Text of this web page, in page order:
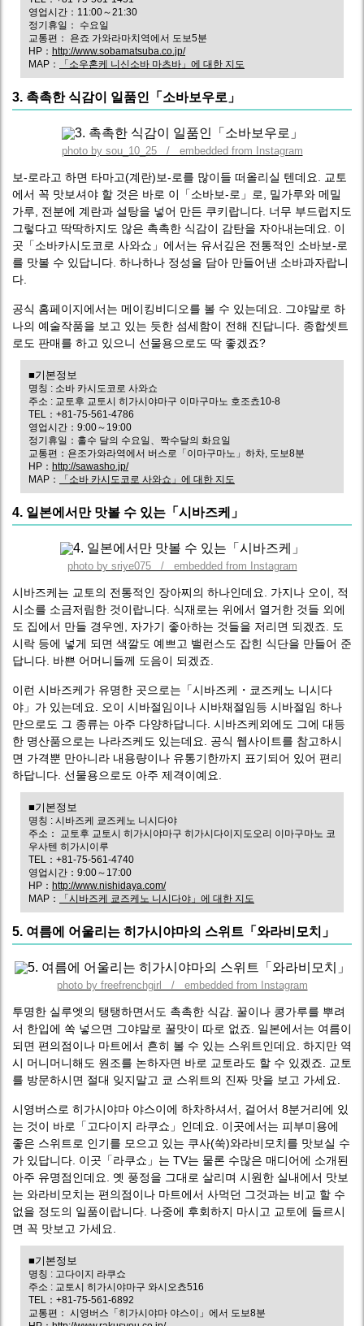
영업시간：11:00～21:30
정기휴일： 수요일
교통편： 욘죠 가와라마치역에서 도보5분
HP： http://www.sobamatsuba.co.jp/
MAP：
「소우혼케 니신소바 마츠바」에 대한 지도
3. 촉촉한 식감이 일품인「소바보우로」
photo by sou_10_25 / embedded from Instagram
보-로라고 하면 타마고(계란)보-로를 많이들 떠올리실 텐데요. 교토
에서 꼭 맛보셔야 할 것은 바로 이「소바보-로」로, 밀가루와 메밀
가루, 전분에 계란과 설탕을 넣어 만든 쿠키랍니다. 너무 부드럽지도
그렇다고 딱딱하지도 않은 촉촉한 식감이 감탄을 자아내는데요. 이
곳「소바카시도코로 사와쇼」에서는 유서깊은 전통적인 소바보-로
를 맛볼 수 있답니다. 하나하나 정성을 담아 만들어낸 소바과자랍니
다.
공식 홈페이지에서는 메이킹비디오를 볼 수 있는데요. 그야말로 하
나의 예술작품을 보고 있는 듯한 섬세함이 전해 진답니다. 종합셋트
로도 판매를 하고 있으니 선물용으로도 딱 좋겠죠?
■기본정보
명칭 : 소바 카시도코로 사와쇼
주소 : 교토후 교토시 히가시야마구 이마구마노 호조쵸10-8
TEL：+81-75-561-4786
영업시간：9:00～19:00
정기휴일：홀수 달의 수요일、짝수달의 화요일
교통편：욘조가와라역에서 버스로「이마구마노」하차, 도보8분
HP： http://sawasho.jp/
MAP：
「소바 카시도코로 사와쇼」에 대한 지도
4. 일본에서만 맛볼 수 있는「시바즈케」
photo by sriye075 / embedded from Instagram
시바즈케는 교토의 전통적인 장아찌의 하나인데요. 가지나 오이, 적
시소를 소금저림한 것이랍니다. 식재로는 위에서 열거한 것들 외에
도 집에서 만들 경우엔, 자가기 좋아하는 것들을 저리면 되겠죠. 도
시락 등에 넣게 되면 색깔도 예쁘고 밸런스도 잡힌 식단을 만들어 준
답니다. 바쁜 어머니들께 도음이 되겠죠.
이런 시바즈케가 유명한 곳으로는「시바즈케・쿄즈케노 니시다
야」가 있는데요. 오이 시바절임이나 시바채절임등 시바절임 하나
만으로도 그 종류는 아주 다양하답니다. 시바즈케외에도 그에 대등
한 명산품으로는 나라즈케도 있는데요. 공식 웹사이트를 참고하시
면 가격뿐 만아니라 내용량이나 유통기한까지 표기되어 있어 편리
하답니다. 선물용으로도 아주 제격이예요.
■기본정보
명칭 : 시바즈케 쿄즈케노 니시다야
주소： 교토후 교토시 히가시야마구 히가시다이지도오리 이마구마노 코
우사텐 히가시이루
TEL：+81-75-561-4740
영업시간：9:00～17:00
HP： http://www.nishidaya.com/
MAP：
「시바즈케 쿄즈케노 니시다야」에 대한 지도
5. 여름에 어울리는 히가시야마의 스위트「와라비모치」
photo by freefrenchgirl / embedded from Instagram
투명한 실루엣의 탱탱하면서도 촉촉한 식감. 꿀이나 콩가루를 뿌려
서 한입에 쏙 넣으면 그야말로 꿀맛이 따로 없죠. 일본에서는 여름이
되면 편의점이나 마트에서 흔히 볼 수 있는 스위트인데요. 하지만 역
시 머니머니해도 원조를 논하자면 바로 교토라도 할 수 있겠죠. 교토
를 방문하시면 절대 잊지말고 쿄 스위트의 진짜 맛을 보고 가세요.
시영버스로 히가시야마 야스이에 하차하셔서, 걸어서 8분거리에 있
는 것이 바로「고다이지 라쿠쇼」인데요. 이곳에서는 피부미용에
좋은 스위트로 인기를 모으고 있는 쿠사(쑥)와라비모치를 맛보실 수
가 있답니다. 이곳「라쿠쇼」는 TV는 물론 수많은 매디어에 소개된
아주 유명점인데요. 옛 풍정을 그대로 살리며 시원한 실내에서 맛보
는 와라비모치는 편의점이나 마트에서 사먹던 그것과는 비교 할 수
없을 정도의 일품이랍니다. 나중에 후회하지 마시고 교토에 들르시
면 꼭 맛보고 가세요.
■기본정보
명칭 : 고다이지 라쿠쇼
주소 : 교토시 히가시야마구 와시오쵸516
TEL：+81-75-561-6892
교통편： 시영버스「히가시야마 야스이」에서 도보8분